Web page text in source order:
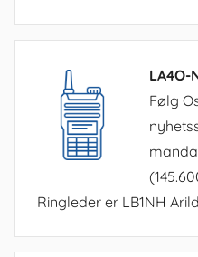
LA4O-
Følg
Ringleder er LB1NH